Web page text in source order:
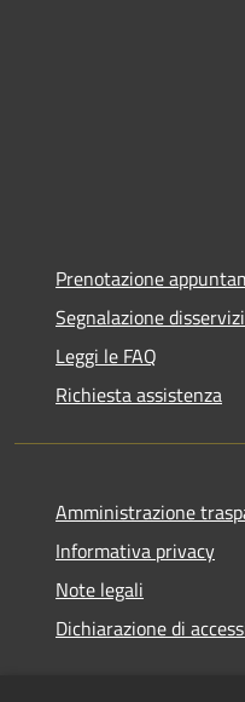
Prenotazione
Segnalazione
Leggi le FAQ
Richiesta assistenza
Amministrazione
Informativa privacy
Note legali
Dichiarazione di